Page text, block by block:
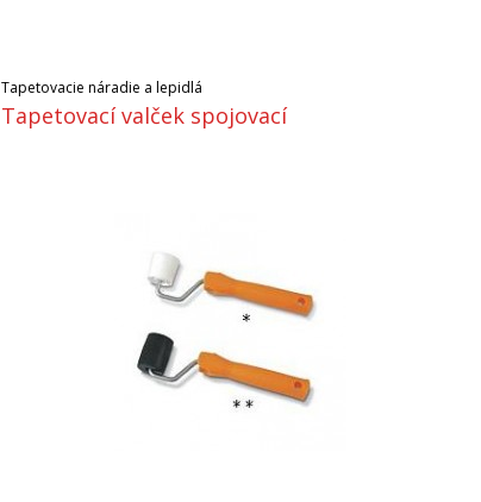
Tapetovacie náradie a lepidlá
Tapetovací valček spojovací